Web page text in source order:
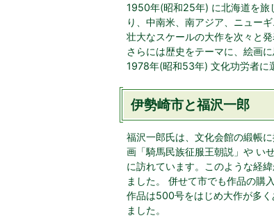
1950年(昭和25年) に北海道を旅
り、中南米、南アジア、ニュー
壮大なスケールの大作を次々と
さらには歴史をテーマに、絵画
1978年(昭和53年) 文化功労者に
伊勢崎市と福沢一郎
福沢一郎氏は、文化会館の緞帳
画「騎馬民族征服王朝説」や い
に訪れています。このような経
ました。 併せて市でも作品の購
作品は500号をはじめ大作が多
ました。